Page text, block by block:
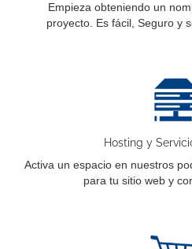
Empieza obteniendo un
proyecto. Es fácil, Seguro y
Hosting y
Activa un espacio en nuestros
para tu sitio web y